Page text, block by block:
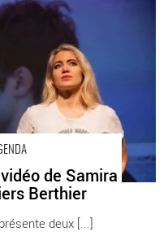
de Samira
Berthier
deux [...]
Elagoz aux Ateliers
Paris Odéon-Théâtre de